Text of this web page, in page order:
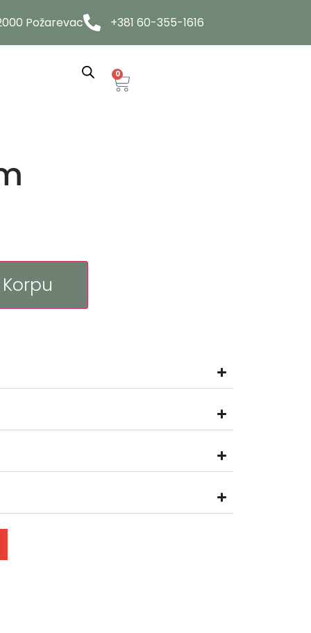
Požarevac +381 60-355-1616
0